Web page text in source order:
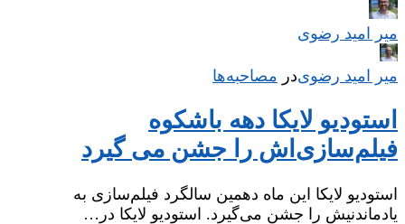
میر امید رضوی
میر امید رضویدر مصاحبه‌ها
استودیو لایکا دهه باشکوه
فیلم‌‌سازی‌اش را جشن می گیرد
استودیو لایکا این ماه دهمین سالگرد فیلم‌سازی به
یادماندنیش را جشن می‌گیرد. استودیو لایکا در…